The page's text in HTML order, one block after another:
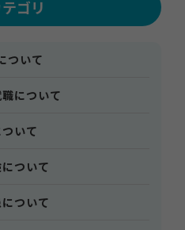
ゴリ
ついて
について
いて
ついて
ついて